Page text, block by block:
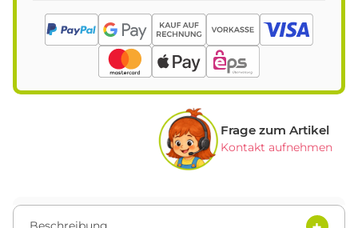
Frage zum Artikel
Kontakt aufnehmen